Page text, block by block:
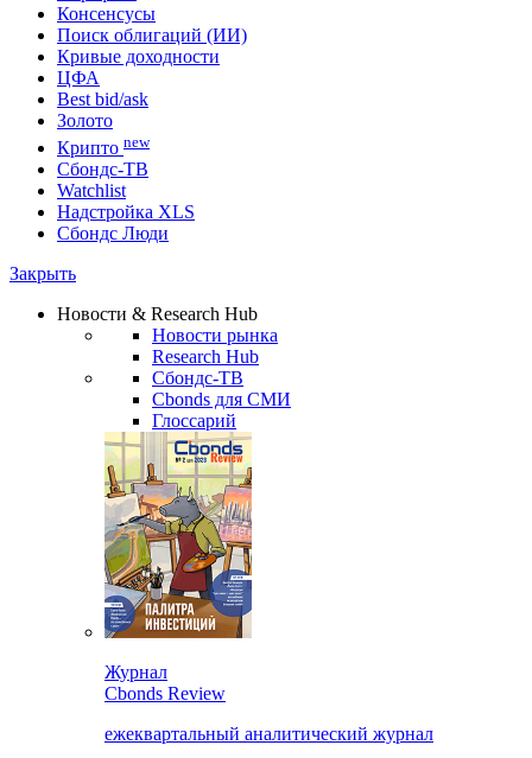
Консенсусы
Поиск облигаций (ИИ)
Кривые доходности
ЦФА
Best bid/ask
Золото
Крипто new
Сбондс-ТВ
Watchlist
Надстройка XLS
Сбондс Люди
Закрыть
Новости & Research Hub
Новости рынка
Research Hub
Сбондс-ТВ
Cbonds для СМИ
Глоссарий
Журнал
Cbonds Review
ежеквартальный аналитический журнал